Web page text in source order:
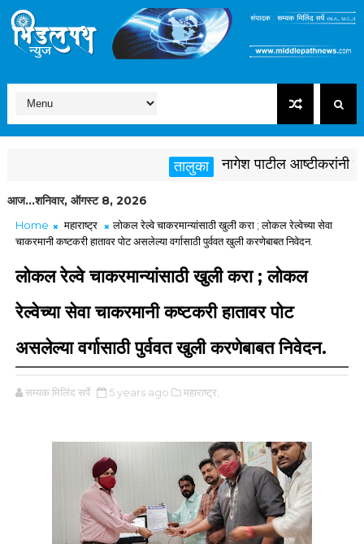
तालुका नागेश पाटील आष्टीकरांनी
आज...शनिवार, ऑगस्ट 8, 2026
Home महाराष्ट्र
लोकल रेल्वे चाकरमान्यांसाठी खुली करा ; लोकल रेल्वेच्या सेवा
चाकरमानी कष्टकरी हातावर पोट असलेल्या वर्गासाठी पुर्ववत खुली करणेबाबत निवेदन.
लोकल रेल्वे चाकरमान्यांसाठी खुली करा ; लोकल
रेल्वेच्या सेवा चाकरमानी कष्टकरी हातावर पोट
असलेल्या वर्गासाठी पुर्ववत खुली करणेबाबत निवेदन.
सम्यक मिलिंद सर्पे 5 years ago महाराष्ट्र,